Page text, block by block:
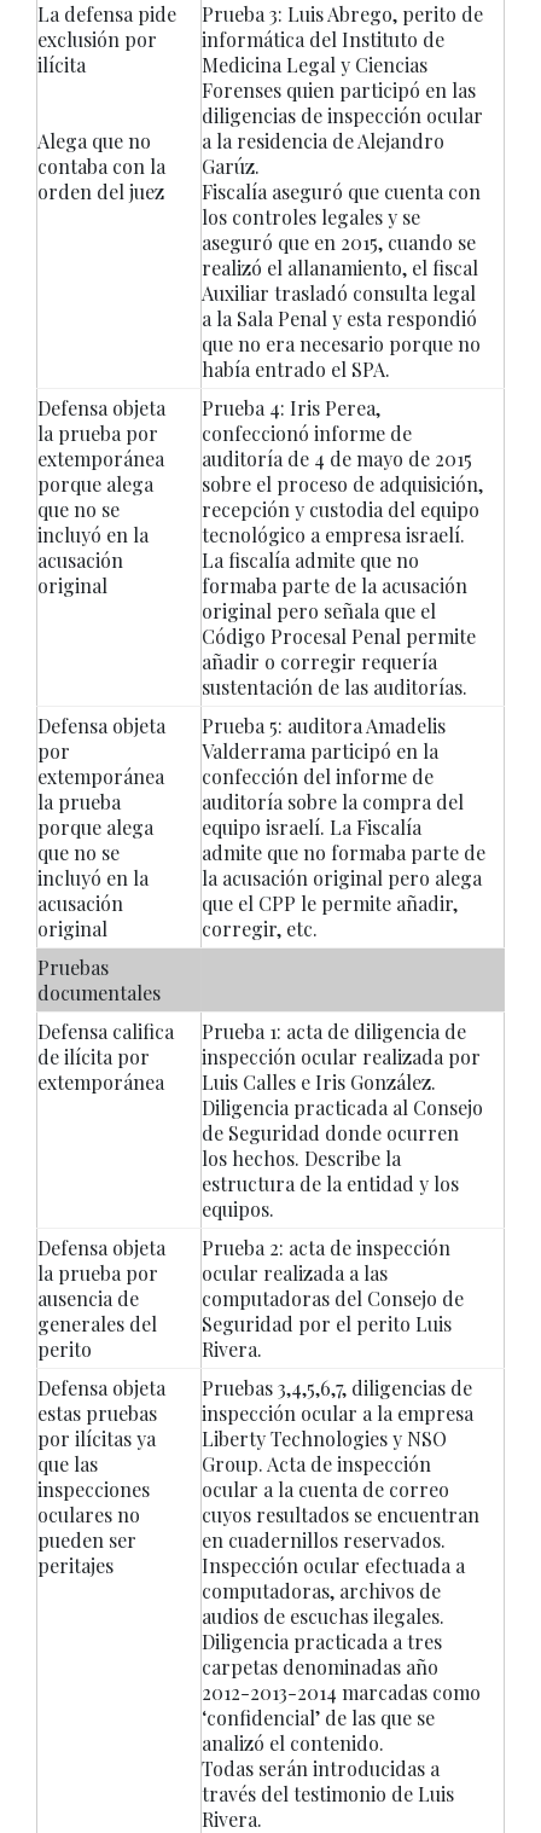
La defensa pide
exclusión por
ilícita
Alega que no
contaba con la
orden del juez
Prueba 3: Luis Abrego, perito de
informática del Instituto de
Medicina Legal y Ciencias
Forenses quien participó en las
diligencias de inspección ocular
a la residencia de Alejandro
Garúz.
Fiscalía aseguró que cuenta con
los controles legales y se
aseguró que en 2015, cuando se
realizó el allanamiento, el fiscal
Auxiliar trasladó consulta legal
a la Sala Penal y esta respondió
que no era necesario porque no
había entrado el SPA.
Defensa objeta
la prueba por
extemporánea
porque alega
que no se
incluyó en la
acusación
original
Prueba 4: Iris Perea,
confeccionó informe de
auditoría de 4 de mayo de 2015
sobre el proceso de adquisición,
recepción y custodia del equipo
tecnológico a empresa israelí.
La fiscalía admite que no
formaba parte de la acusación
original pero señala que el
Código Procesal Penal permite
añadir o corregir requería
sustentación de las auditorías.
Defensa objeta
por
extemporánea
la prueba
porque alega
que no se
incluyó en la
acusación
original
Prueba 5: auditora Amadelis
Valderrama participó en la
confección del informe de
auditoría sobre la compra del
equipo israelí. La Fiscalía
admite que no formaba parte de
la acusación original pero alega
que el CPP le permite añadir,
corregir, etc.
Pruebas
documentales
Defensa califica
de ilícita por
extemporánea
Prueba 1: acta de diligencia de
inspección ocular realizada por
Luis Calles e Iris González.
Diligencia practicada al Consejo
de Seguridad donde ocurren
los hechos. Describe la
estructura de la entidad y los
equipos.
Defensa objeta
la prueba por
ausencia de
generales del
perito
Prueba 2: acta de inspección
ocular realizada a las
computadoras del Consejo de
Seguridad por el perito Luis
Rivera.
Defensa objeta
estas pruebas
por ilícitas ya
que las
inspecciones
oculares no
pueden ser
peritajes
Pruebas 3,4,5,6,7, diligencias de
inspección ocular a la empresa
Liberty Technologies y NSO
Group. Acta de inspección
ocular a la cuenta de correo
cuyos resultados se encuentran
en cuadernillos reservados.
Inspección ocular efectuada a
computadoras, archivos de
audios de escuchas ilegales.
Diligencia practicada a tres
carpetas denominadas año
2012-2013-2014 marcadas como
‘confidencial’ de las que se
analizó el contenido.
Todas serán introducidas a
través del testimonio de Luis
Rivera.